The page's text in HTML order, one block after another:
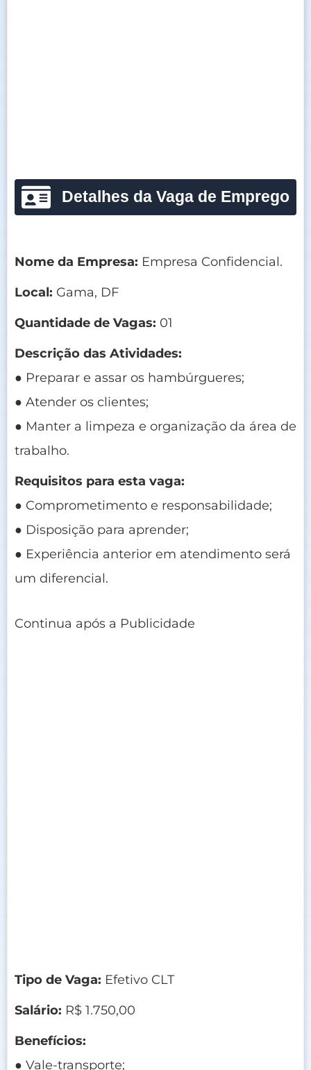
Detalhes da Vaga de Emprego
Nome da Empresa: Empresa Confidencial.
Local: Gama, DF
Quantidade de Vagas: 01
Descrição das Atividades:
● Preparar e assar os hambúrgueres;
● Atender os clientes;
● Manter a limpeza e organização da área de
trabalho.
Requisitos para esta vaga:
● Comprometimento e responsabilidade;
● Disposição para aprender;
● Experiência anterior em atendimento será
um diferencial.
Continua após a Publicidade
Tipo de Vaga: Efetivo CLT
Salário: R$ 1.750,00
Benefícios:
● Vale-transporte;